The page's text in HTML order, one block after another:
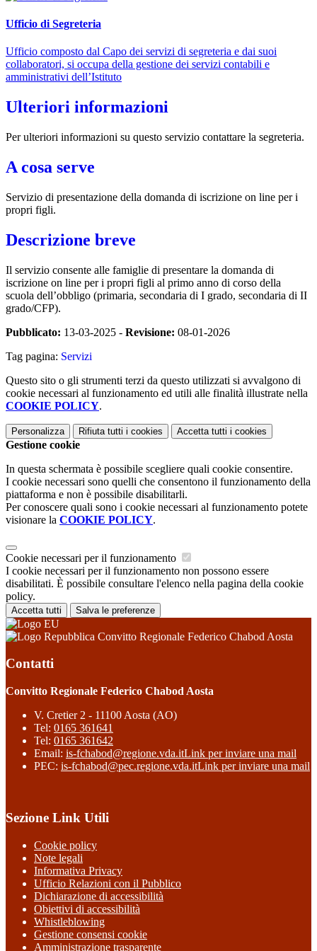
Ufficio di Segreteria
Ufficio composto dal Capo dei servizi di segreteria e dai suoi
collaboratori, si occupa della gestione dei servizi contabili e
amministrativi dell’Istituto
Ulteriori informazioni
Per ulteriori informazioni su questo servizio contattare la segreteria.
A cosa serve
Servizio di presentazione della domanda di iscrizione on line per i
propri figli.
Descrizione breve
Il servizio consente alle famiglie di presentare la domanda di
iscrizione on line per i propri figli al primo anno di corso della
scuola dell’obbligo (primaria, secondaria di I grado, secondaria di II
grado/CFP).
Pubblicato: 13-03-2025 - Revisione: 08-01-2026
Tag pagina: Servizi
Questo sito o gli strumenti terzi da questo utilizzati si avvalgono di
cookie necessari al funzionamento ed utili alle finalità illustrate nella
COOKIE POLICY.
Personalizza Rifiuta tutti i cookies Accetta tutti i cookies
Gestione cookie
In questa schermata è possibile scegliere quali cookie consentire.
I cookie necessari sono quelli che consentono il funzionamento della
piattaforma e non è possibile disabilitarli.
Per conoscere quali sono i cookie necessari al funzionamento potete
visionare la COOKIE POLICY.
Cookie necessari per il funzionamento
I cookie necessari per il funzionamento non possono essere
disabilitati. È possibile consultare l'elenco nella pagina della cookie
policy.
Accetta tutti Salva le preferenze
Convitto Regionale Federico Chabod Aosta
Contatti
Convitto Regionale Federico Chabod Aosta
V. Cretier 2 - 11100 Aosta (AO)
Tel: 0165 361641
Tel: 0165 361642
Email: is-fchabod@regione.vda.itLink per inviare una mail
PEC: is-fchabod@pec.regione.vda.itLink per inviare una mail
Sezione Link Utili
Cookie policy
Note legali
Informativa Privacy
Ufficio Relazioni con il Pubblico
Dichiarazione di accessibilità
Obiettivi di accessibilità
Whistleblowing
Gestione consensi cookie
Amministrazione trasparente